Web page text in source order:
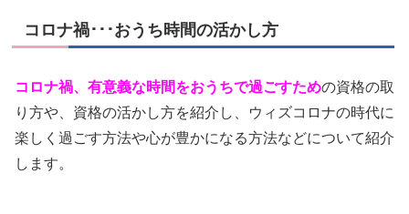
コロナ禍･･･おうち時間の活かし方
コロナ禍、有意義な時間をおうちで過ごすための資格の取
り方や、資格の活かし方を紹介し、ウィズコロナの時代に
楽しく過ごす方法や心が豊かになる方法などについて紹介
します。